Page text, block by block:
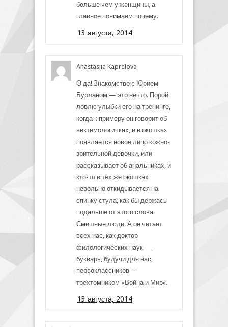
больше чем у женщины, а
главное понимаем почему.
13 августа, 2014
Anastasiia Kaprelova
О да! Знакомство с Юрием
Бурланом — это нечто. Порой
ловлю улыбки его на тренинге,
когда к примеру он говорит об
виктимологичках, и в окошках
появляется новое лицо кожно-
зрительной девочки, или
рассказывает об анальниках, и
кто-то в тех же окошках
невольно откидывается на
спинку стула, как бы держась
подальше от этого слова.
Смешные люди. А он читает
всех нас, как доктор
филологических наук —
букварь, будучи для нас,
первоклассников —
трехтомником «Война и Мир».
13 августа, 2014